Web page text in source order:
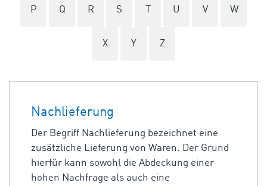
P Q R S U V W
X Y Z
Nachlieferung
Der Begriff Nachlieferung bezeichnet eine
zusätzliche Lieferung von Waren. Der Grund
hierfür kann sowohl die Abdeckung einer
hohen Nachfrage als auch eine